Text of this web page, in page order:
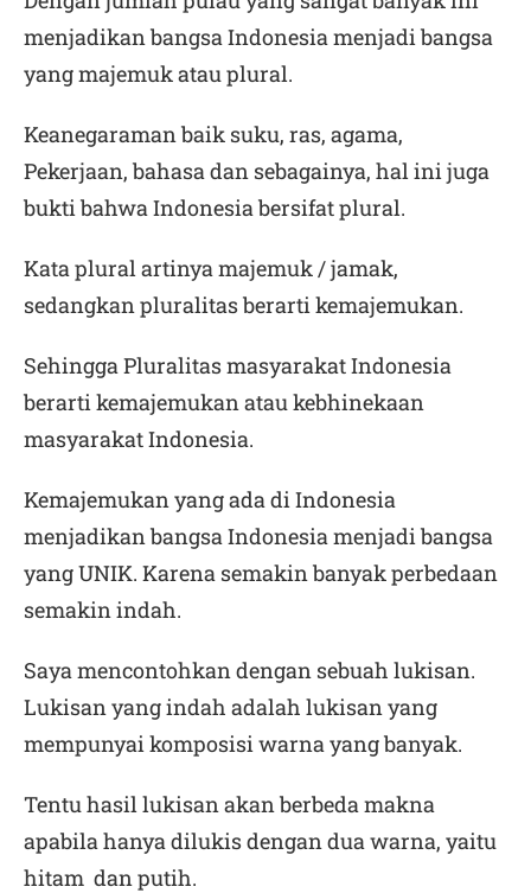
menjadikan bangsa Indonesia menjadi bangsa
yang majemuk atau plural.
Keanegaraman baik suku, ras, agama,
Pekerjaan, bahasa dan sebagainya, hal ini juga
bukti bahwa Indonesia bersifat plural.
Kata plural artinya majemuk / jamak,
sedangkan pluralitas berarti kemajemukan.
Sehingga Pluralitas masyarakat Indonesia
berarti kemajemukan atau kebhinekaan
masyarakat Indonesia.
Kemajemukan yang ada di Indonesia
menjadikan bangsa Indonesia menjadi bangsa
yang UNIK. Karena semakin banyak perbedaan
semakin indah.
Saya mencontohkan dengan sebuah lukisan.
Lukisan yang indah adalah lukisan yang
mempunyai komposisi warna yang banyak.
Tentu hasil lukisan akan berbeda makna
apabila hanya dilukis dengan dua warna, yaitu
hitam dan putih.